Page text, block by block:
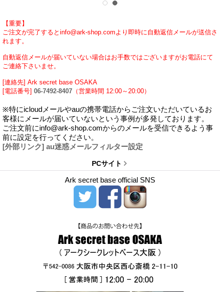
【重要】
ご注文が完了するとinfo@ark-shop.comより即時に自動返信メールが送信さ
れます。
自動返信メールが届いていない場合はお手数ではございますがお電話にて
ご連絡下さいませ。
[連絡先] Ark secret base OSAKA
[電話番号] 06-7492-8407 （営業時間 12:00～20:00）
※特にicloudメールやauの携帯電話からご注文いただいているお
客様にメールが届いていないという事例が多発しております。
ご注文前にinfo@ark-shop.comからのメールを受信できるよう事
前に設定を行ってください。
[外部リンク] au迷惑メールフィルター設定
PCサイト
Ark secret base official SNS